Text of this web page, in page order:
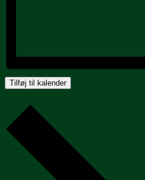
Tilføj til kalender